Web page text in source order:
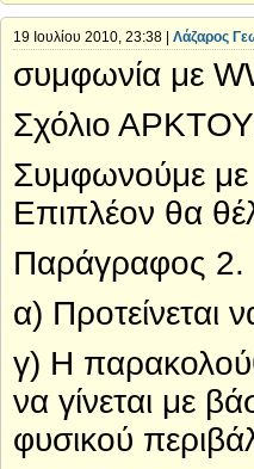
19 Ιουλίου 2010, 23:38 | Λάζαρος
συμφωνία με
Σχόλιο
Συμφωνούμε με
Επιπλέον θα
Παράγραφος 2.
α) Προτείνεται
γ) Η
να γίνεται με
φυσικού